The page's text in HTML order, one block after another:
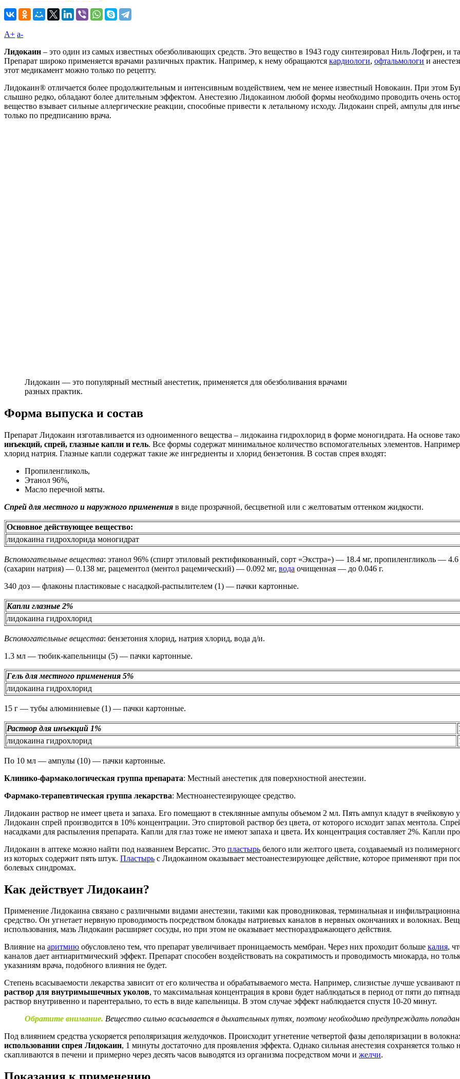
A+ а-
Лидокаин – это один из самых известных обезболивающих средств. Это вещество в 1943 году синтезировал Ниль Лофгрен, и
Препарат широко применяется врачами различных практик. Например, к нему обращаются кардиологи, офтальмологи и
этот медикамент можно только по рецепту.
Лидокаин® отличается более продолжительным и интенсивным воздействием, чем не менее известный Новокаин. При этом
слышно редко, обладают более длительным эффектом. Анестезию Лидокаином любой формы необходимо проводить очень
вещество взывает сильные аллергические реакции, способные привести к летальному исходу. Лидокаин спрей, ампулы для
только по предписанию врача.
Лидокаин — это популярный местный анестетик, применяется для обезболивания врачами
разных практик.
Форма выпуска и состав
Препарат Лидокаин изготавливается из одноименного вещества – лидокаина гидрохлорид в форме моногидрата. На основе
инъекций, спрей, глазные капли и гель. Все формы содержат минимальное количество вспомогательных элементов.
хлорид натрия. Глазные капли содержат такие же ингредиенты и хлорид бензетония. В состав спрея входят:
Пропиленгликоль,
Этанол 96%,
Масло перечной мяты.
Спрей для местного и наружного применения в виде прозрачной, бесцветной или с желтоватым оттенком жидкости.
Основное действующее вещество:
лидокаина гидрохлорида моногидрат
Вспомогательные вещества: этанол 96% (спирт этиловый ректификованный, сорт «Экстра») — 18.4 мг, пропиленгликоль —
(сахарин натрия) — 0.138 мг, рацементол (ментол рацемический) — 0.092 мг, вода очищенная — до 0.046 г.
340 доз — флаконы пластиковые с насадкой-распылителем (1) — пачки картонные.
Капли глазные 2%
лидокаина гидрохлорид
Вспомогательные вещества: бензетония хлорид, натрия хлорид, вода д/и.
1.3 мл — тюбик-капельницы (5) — пачки картонные.
Гель для местного применения 5%
лидокаина гидрохлорид
15 г — тубы алюминиевые (1) — пачки картонные.
Раствор для инъекций 1%
лидокаина гидрохлорид
По 10 мл — ампулы (10) — пачки картонные.
Клинико-фармакологическая группа препарата: Местный анестетик для поверхностной анестезии.
Фармако-терапевтическая группа лекарства: Местноанестезирующее средство.
Лидокаин раствор не имеет цвета и запаха. Его помещают в стеклянные ампулы объемом 2 мл. Пять ампул кладут в ячейковую
Лидокаин спрей производится в 10% концентрации. Это спиртовой раствор без цвета, от которого исходит запах ментола.
насадками для распыления препарата. Капли для глаз тоже не имеют запаха и цвета. Их концентрация составляет 2%. Капли
Лидокаин в аптеке можно найти под названием Версатис. Это пластырь белого или желтого цвета, создаваемый из
из которых содержит пять штук. Пластырь с Лидокаином оказывает местоанестезирующее действие, которое применяют при
болевых синдромах.
Как действует Лидокаин?
Применение Лидокаина связано с различными видами анестезии, такими как проводниковая, терминальная и
средство. Он угнетает нервную проводимость посредством блокады натриевых каналов в нервных окончаниях и волокнах.
использования, мазь Лидокаин расширяет сосуды, но при этом не оказывает местнораздражающего действия.
Влияние на аритмию обусловлено тем, что препарат увеличивает проницаемость мембран. Через них проходит больше калия,
каналов дает антиаритмический эффект. Препарат способен воздействовать на сократимость и проводимость миокарда, но
указаниям врача, подобного влияния не будет.
Степень всасываемости лекарства зависит от его количества и обрабатываемого места. Например, слизистые лучше
раствор для внутримышечных уколов, то максимальная концентрация в крови будет наблюдаться в период от пяти до
раствор внутривенно и парентерально, то есть в виде капельницы. В этом случае эффект наблюдается спустя 10-20 минут.
Обратите внимание. Вещество сильно всасывается в дыхательных путях, поэтому необходимо предупреждать
Под влиянием средства ускоряется реполяризация желудочков. Происходит угнетение четвертой фазы деполяризации в
использовании спрея Лидокаин, 1 минуты достаточно для проявления эффекта. Однако сильная анестезия сохраняется
скапливаются в печени и примерно через десять часов выводятся из организма посредством мочи и желчи.